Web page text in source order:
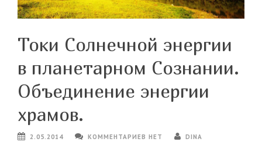
Токи Солнечной энергии
в планетарном Сознании.
Объединение энергии
храмов.
2.05.2014 КОММЕНТАРИЕВ НЕТ
DINA